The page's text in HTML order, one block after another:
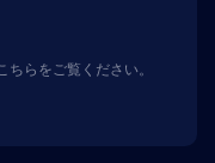
らをご覧ください。